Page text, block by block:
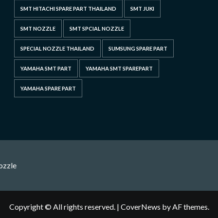
SMT HITACHI SPARE PART THAILAND SMT JUKI
SMT NOZZLE SMT SPCIAL NOZZLE
SPECIAL NOZZLE THAILAND SUMSUNG SPARE PART
YAMAHA SMT PART YAMAHA SMT SPAREPART
YAMAHA SPARE PART
Copyright © All rights reserved. | CoverNews by AF themes.